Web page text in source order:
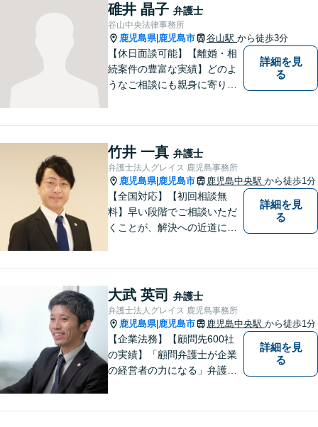
碓井 晶子 弁護士
谷山中央法律事務所
鹿児島県| 鹿児島市 谷山駅 から徒歩3分
【休日面談可能】【離婚・相
続案件の豊富な実績】どのよ
うなご相談にも親身に寄り添
性弁護士ならではの強みを活
かし、相談しやすい環境づく
りに努めています。【谷山駅
徒歩3分】
詳細を見
る
竹井 一真 弁護士
弁護士法人グレイス 鹿児島事務所
鹿児島県| 鹿児島市 鹿児島中央駅 から徒歩1分
【全国対応】【初回相談無
料】早い段階でご相談いただ
くことが、解決への近道にな
どんなご相談でも、どうぞお
気軽にお声がけください。
【電話・WEB相談も対応可
能】
詳細を見
る
大武 英司 弁護士
弁護士法人グレイス 鹿児島事務所
鹿児島県| 鹿児島市 鹿児島中央駅 から徒歩1分
【企業法務】【顧問先600社
の実績】「顧問弁護士が企業
の経営者の力になる」弁護士
詳細を見
る